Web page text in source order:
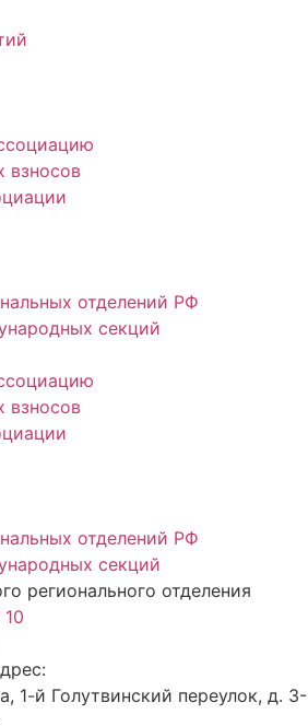
взносов
отделений РФ
секций
взносов
отделений РФ
секций
регионального отделения
1-й Голутвинский переулок, д. 3-